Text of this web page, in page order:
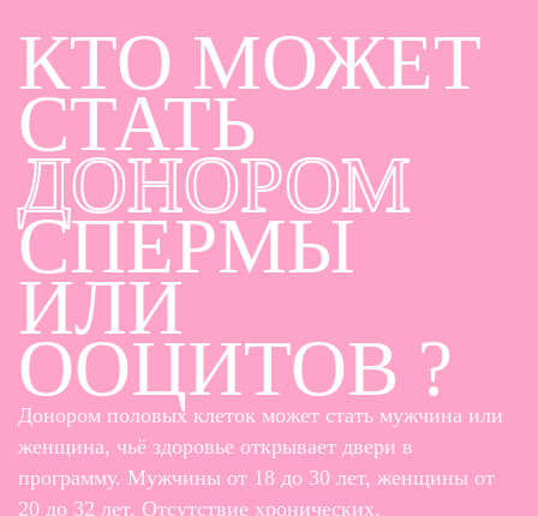
КТО МОЖЕТ
СТАТЬ
ДОНОРОМ
СПЕРМЫ
ИЛИ
ООЦИТОВ ?
Донором половых клеток может стать мужчина или
женщина, чьё здоровье открывает двери в
программу. Мужчины от 18 до 30 лет, женщины от
20 до 32 лет. Отсутствие хронических,